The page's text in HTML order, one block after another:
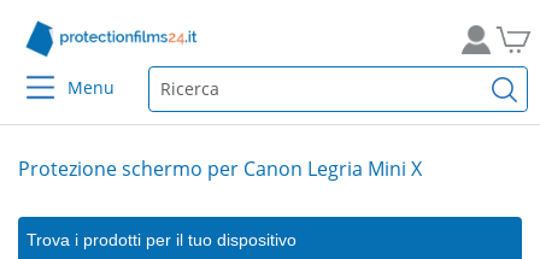
Menu
Protezione schermo per Canon Legria Mini X
Trova i prodotti per il tuo dispositivo